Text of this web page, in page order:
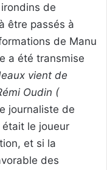
de
être passés à
de Manu
a été transmise
vient de
Oudin (
journaliste de
le joueur
et si la
des